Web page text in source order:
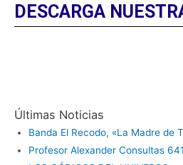
DESCARGA
Últimas Noticias
Banda El Recodo, «La Madre de
Profesor Alexander Consultas